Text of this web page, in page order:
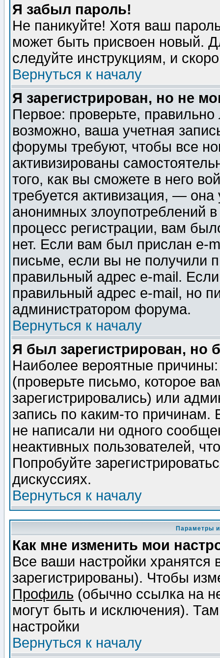
Я забыл пароль!
Не паникуйте! Хотя ваш
может быть присвоен новый.
следуйте инструкциям, и
Вернуться к началу
Я зарегистрирован, но не
Первое: проверьте,
возможно, ваша учетная
форумы требуют, чтобы все
активизированы
того, как вы сможете в него
требуется активизация, —
анонимных злоупотреблений
процесс регистрации, вам
нет. Если вам был прислан e-
письме, если вы не получили
правильный адрес e-mail.
правильный адрес e-mail, но
администратором форума.
Вернуться к началу
Я был зарегистрирован, но
Наиболее вероятные
(проверьте письмо, которое
зарегистрировались) или
запись по каким-то
не написали ни одного
неактивных пользователей,
Попробуйте
дискуссиях.
Вернуться к началу
Параметры
Как мне изменить мои
Все ваши настройки
зарегистрированы). Чтобы
Профиль (обычно ссылка на
могут быть и исключения).
настройки
Вернуться к началу